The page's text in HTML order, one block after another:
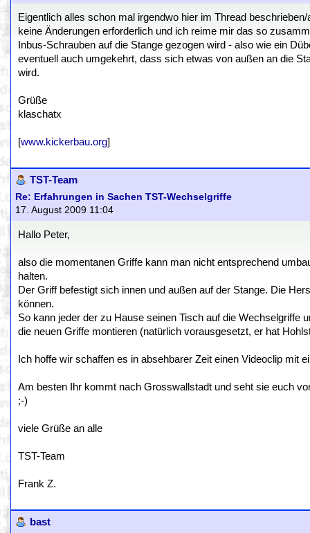
Eigentlich alles schon mal irgendwo hier im Thread
keine Änderungen erforderlich und ich reime mir das so
Inbus-Schrauben auf die Stange gezogen wird - also wie ein
eventuell auch umgekehrt, dass sich etwas von außen an die
wird.
Grüße
klaschatx
[www.kickerbau.org]
TST-Team
Re: Erfahrungen in Sachen TST-Wechselgriffe
17. August 2009 11:04
Hallo Peter,
also die momentanen Griffe kann man nicht entsprechend
halten.
Der Griff befestigt sich innen und außen auf der Stange. Die
können.
So kann jeder der zu Hause seinen Tisch auf die Wechselgriffe
die neuen Griffe montieren (natürlich vorausgesetzt, er hat
Ich hoffe wir schaffen es in absehbarer Zeit einen Videoclip mit
Am besten Ihr kommt nach Grosswallstadt und seht sie euch
;-)
viele Grüße an alle
TST-Team
Frank Z.
bast